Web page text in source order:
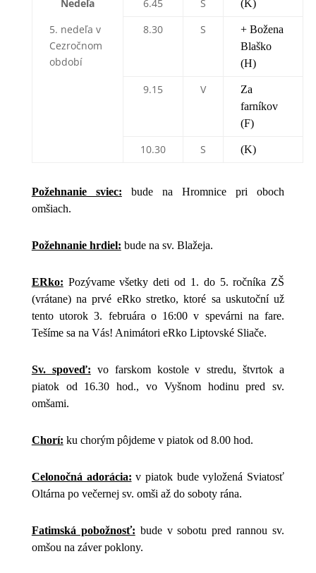
Nedeľa
5. nedeľa v
Cezročnom
období
6.45 S (K)
8.30 S
+ Božena
Blaško
(H)
9.15 V
Za
farníkov
(F)
10.30 S (K)
Požehnanie sviec: bude na Hromnice pri oboch
omšiach.
Požehnanie hrdiel: bude na sv. Blažeja.
ERko: Pozývame všetky deti od 1. do 5. ročníka ZŠ
(vrátane) na prvé eRko stretko, ktoré sa uskutoční už
tento utorok 3. februára o 16:00 v spevárni na fare.
Tešíme sa na Vás! Animátori eRko Liptovské Sliače.
Sv. spoveď: vo farskom kostole v stredu, štvrtok a
piatok od 16.30 hod., vo Vyšnom hodinu pred sv.
omšami.
Chorí: ku chorým pôjdeme v piatok od 8.00 hod.
Celonočná adorácia: v piatok bude vyložená Sviatosť
Oltárna po večernej sv. omši až do soboty rána.
Fatimská pobožnosť: bude v sobotu pred rannou sv.
omšou na záver poklony.